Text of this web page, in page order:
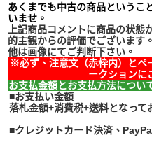
あくまでも中古の商品というこ
いませ。
上記商品コメントに商品の状
的主観からの評価でございます。
他は画像にてご判断下さい。
※必ず、注意文（赤枠内）とペ
ークション
お支払金額とお支払方法につい
■お支払い金額
落札金額+消費税+送料となって
■クレジットカード決済、